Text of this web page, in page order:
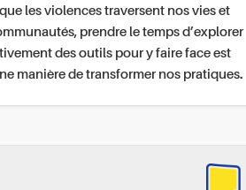
que les violences traversent nos vies et
prendre le temps d’explorer
des outils pour y faire face est
manière de transformer nos pratiques.